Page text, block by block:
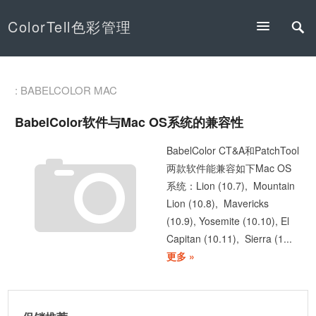
ColorTell色彩管理
: BABELCOLOR MAC
BabelColor软件与Mac OS系统的兼容性
BabelColor CT&A和PatchTool
两款软件能兼容如下Mac OS
系统：Lion (10.7), Mountain
Lion (10.8), Mavericks
(10.9), Yosemite (10.10), El
Capitan (10.11), Sierra (1...
更多 »